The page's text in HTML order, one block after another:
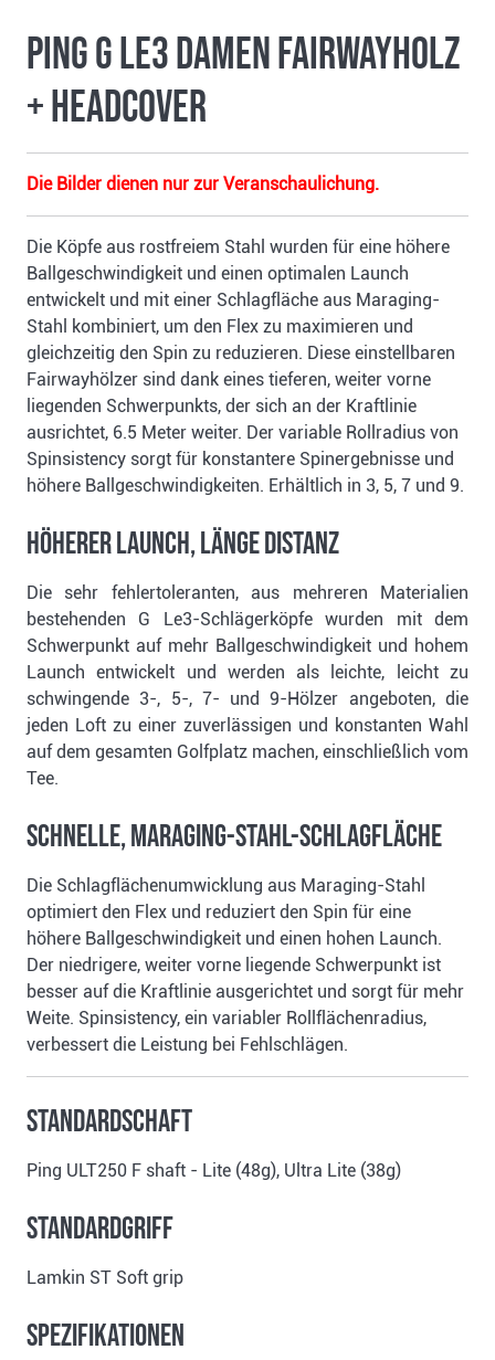
Ping G Le3 Damen Fairwayholz
+ Headcover
Die Bilder dienen nur zur Veranschaulichung.
Die Köpfe aus rostfreiem Stahl wurden für eine höhere
Ballgeschwindigkeit und einen optimalen Launch
entwickelt und mit einer Schlagfläche aus Maraging-
Stahl kombiniert, um den Flex zu maximieren und
gleichzeitig den Spin zu reduzieren. Diese einstellbaren
Fairwayhölzer sind dank eines tieferen, weiter vorne
liegenden Schwerpunkts, der sich an der Kraftlinie
ausrichtet, 6.5 Meter weiter. Der variable Rollradius von
Spinsistency sorgt für konstantere Spinergebnisse und
höhere Ballgeschwindigkeiten. Erhältlich in 3, 5, 7 und 9.
Höherer Launch, Länge Distanz
Die sehr fehlertoleranten, aus mehreren Materialien
bestehenden G Le3-Schlägerköpfe wurden mit dem
Schwerpunkt auf mehr Ballgeschwindigkeit und hohem
Launch entwickelt und werden als leichte, leicht zu
schwingende 3-, 5-, 7- und 9-Hölzer angeboten, die
jeden Loft zu einer zuverlässigen und konstanten Wahl
auf dem gesamten Golfplatz machen, einschließlich vom
Tee.
Schnelle, Maraging-Stahl-Schlagfläche
Die Schlagflächenumwicklung aus Maraging-Stahl
optimiert den Flex und reduziert den Spin für eine
höhere Ballgeschwindigkeit und einen hohen Launch.
Der niedrigere, weiter vorne liegende Schwerpunkt ist
besser auf die Kraftlinie ausgerichtet und sorgt für mehr
Weite. Spinsistency, ein variabler Rollflächenradius,
verbessert die Leistung bei Fehlschlägen.
Standardschaft
Ping ULT250 F shaft - Lite (48g), Ultra Lite (38g)
Standardgriff
Lamkin ST Soft grip
Spezifikationen